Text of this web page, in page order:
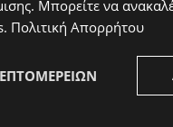
. Μπορείτε να
. Πολιτική Απορρήτου